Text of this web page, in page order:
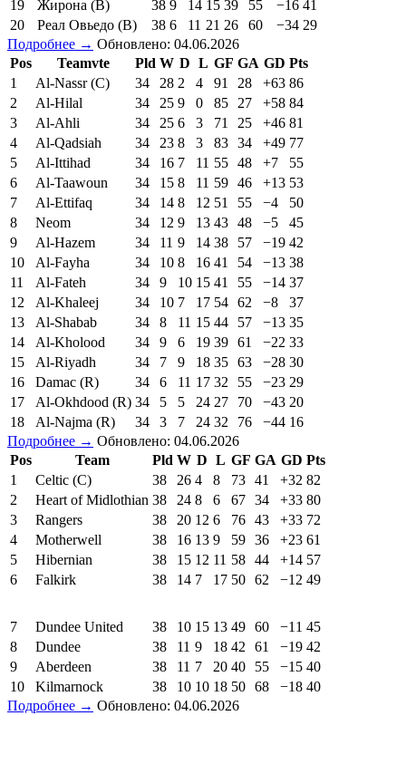
19 Жирона (В) 38 9 14 15 39 55 −16 41
20
Реал Овьедо (В) 38 6 11 21 26 60 −34 29
Подробнее → Обновлено: 04.06.2026
Pos
Teamvte Pld W D L GF GA GD Pts
1
Al-Nassr (C) 34 28 2 4 91 28 +63 86
2
Al-Hilal 34 25 9 0 85 27 +58 84
3
Al-Ahli 34 25 6 3 71 25 +46 81
4
Al-Qadsiah 34 23 8 3 83 34 +49 77
5
Al-Ittihad 34 16 7 11 55 48 +7
55
6
Al-Taawoun 34 15 8 11 59 46 +13 53
7
Al-Ettifaq 34 14 8 12 51 55 −4
50
8
Neom 34 12 9 13 43 48 −5
45
9
Al-Hazem 34 11 9 14 38 57 −19 42
10
Al-Fayha 34 10 8 16 41 54 −13 38
11
Al-Fateh 34 9 10 15 41 55 −14 37
12
Al-Khaleej 34 10 7 17 54 62 −8
37
13
Al-Shabab 34 8 11 15 44 57 −13 35
14
Al-Kholood 34 9 6 19 39 61 −22 33
15
Al-Riyadh 34 7 9 18 35 63 −28 30
16
Damac (R) 34 6 11 17 32 55 −23 29
17
Al-Okhdood (R) 34 5 5 24 27 70 −43 20
18
Al-Najma (R) 34 3 7 24 32 76 −44 16
Подробнее → Обновлено: 04.06.2026
Pos
Team Pld W D L GF GA GD Pts
1
Celtic (C) 38 26 4 8 73 41 +32 82
2
Heart of Midlothian 38 24 8 6 67 34 +33 80
3
Rangers 38 20 12 6 76 43 +33 72
4
Motherwell 38 16 13 9 59 36 +23 61
5
Hibernian 38 15 12 11 58 44 +14 57
6
Falkirk 38 14 7 17 50 62 −12 49
7 Dundee United 38 10 15 13 49 60 −11 45
8
Dundee 38 11 9 18 42 61 −19 42
9
Aberdeen 38 11 7 20 40 55 −15 40
10
Kilmarnock 38 10 10 18 50 68 −18 40
Подробнее → Обновлено: 04.06.2026